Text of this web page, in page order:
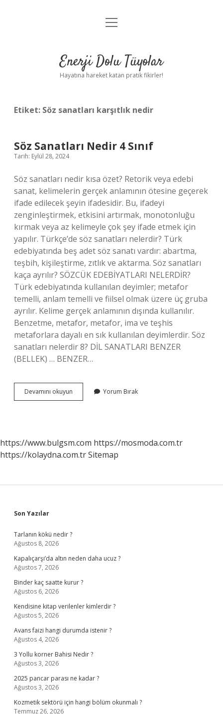
Anasayfa
Yasal Uyarı
menüyü
Enerji Dolu Tüyolar
Hayatına hareket katan pratik fikirler!
Etiket: Söz sanatları karşıtlık nedir
Söz Sanatları Nedir 4 Sınıf
Tarih: Eylül 28, 2024
Söz sanatları nedir kısa özet? Retorik veya edebi
sanat, kelimelerin gerçek anlamının ötesine geçerek
ifade edilecek şeyin ifadesidir. Bu, ifadeyi
zenginleştirmek, etkisini artırmak, monotonluğu
kırmak veya az kelimeyle çok şey ifade etmek için
yapılır. Türkçe’de söz sanatları nelerdir? Türk
edebiyatında beş adet söz sanatı vardır: abartma,
teşbih, kişileştirme, zıtlık ve aktarma. Söz sanatları
kaça ayrılır? SÖZCÜK EDEBİYATLARI NELERDİR?
Türk edebiyatında kullanılan deyimler; metafor
temelli, anlam temelli ve fiilsel olmak üzere üç gruba
ayrılır. Kelime gerçek anlamının dışında kullanılır.
Benzetme, metafor, metafor, ima ve teşhis
metaforlara dayalı en sık kullanılan deyimlerdir. Söz
sanatları nelerdir 8? DİL SANATLARI BENZER
(BELLEK) … BENZER…
Devamını okuyun
Sanatları
Yorum Bırak
https://www.bulgsm.com https://mosmoda.com.tr
https://kolaydna.com.trSitemap
Sidebar
Son Yazılar
Tarlanın kökü nedir ?
Ağustos 8, 2026
Kapalıçarşı’da altın neden daha ucuz ?
Ağustos 7, 2026
Binder kaç saatte kurur ?
Ağustos 6, 2026
Kendisine kitap verilenler kimlerdir ?
Ağustos 5, 2026
Avans faizi hangi durumda istenir ?
Ağustos 4, 2026
3 Yollu korner Bahisi Nedir ?
Ağustos 3, 2026
2025 pancar parası ne kadar ?
Ağustos 3, 2026
Kozmetik sektörü için hangi bölüm okunmalı ?
Temmuz 26, 2026